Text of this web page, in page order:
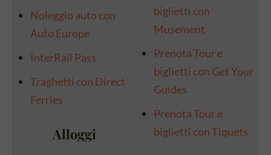
Noleggio auto con
Auto Europe
InterRail Pass
Traghetti con Direct
Ferries
Alloggi
biglietti con
Musement
Prenota Tour e
biglietti con Get Your
Guides
Prenota Tour e
biglietti con Tiquets